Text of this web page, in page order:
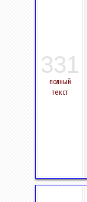
331
полный
текст